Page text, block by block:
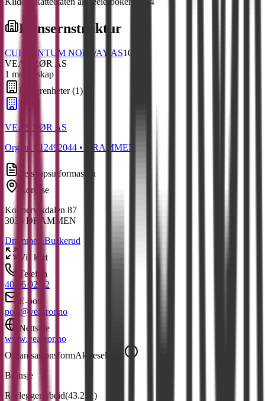
Konsernstruktur
CURRENTUM NORWAY AS100
VEAS RØR AS
1 morselskap
Underenheter(1)
VEAS RØR AS
Org.nr:
912492044 • DRAMMEN
Selskapsinformasjon
Adresse
Kobbervikdalen 87
3036 DRAMMEN
Drammen ,Buskerud
Vis kart
Telefon
40 06 02 02
E-post
post@veasror.no
Nettside
www.veasror.no
OrganisasjonsformAksjeselskap
Bransje
Rørleggerarbeid(43.221)